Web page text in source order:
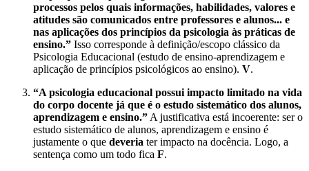
processos pelos quais informações, habilidades, valores e
atitudes são comunicados entre professores e alunos... e
nas aplicações dos princípios da psicologia às práticas de
ensino.” Isso corresponde à definição/escopo clássico da
Psicologia Educacional (estudo de ensino-aprendizagem e
aplicação de princípios psicológicos ao ensino). V.
“A psicologia educacional possui impacto limitado na vida
do corpo docente já que é o estudo sistemático dos alunos,
aprendizagem e ensino.” A justificativa está incoerente: ser o
estudo sistemático de alunos, aprendizagem e ensino é
justamente o que deveria ter impacto na docência. Logo, a
sentença como um todo fica F.